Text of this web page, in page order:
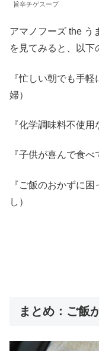
旨辛チゲスープ
アマノフーズ the う
を見てみると、以下
『忙しい朝でも手
婦）
『化学調味料不使
『子供が喜んで食
『ご飯のおかずに
し）
まとめ：ご飯